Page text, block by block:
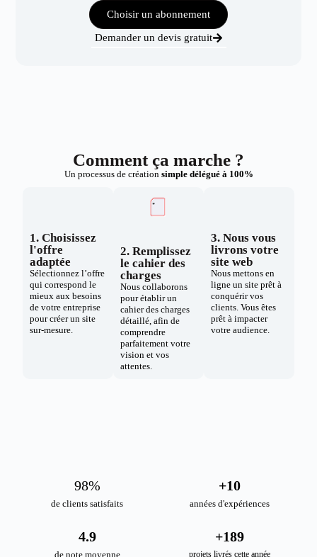
Choisir un abonnement
Demander un devis gratuit
Comment ça marche ?
Un processus de création simple délégué à 100%
1. Choisissez
l'offre
adaptée
Sélectionnez l’offre
qui correspond le
mieux aux besoins
de votre entreprise
pour créer un site
sur-mesure.
2. Remplissez
le cahier des
charges
Nous collaborons
pour établir un
cahier des charges
détaillé, afin de
comprendre
parfaitement votre
vision et vos
attentes.
3. Nous vous
livrons votre
site web
Nous mettons en
ligne un site prêt à
conquérir vos
clients. Vous êtes
prêt à impacter
votre audience.
de clients satisfaits
98%
années d'expériences
+10
de note moyenne
4.9
projets livrés cette année
+189